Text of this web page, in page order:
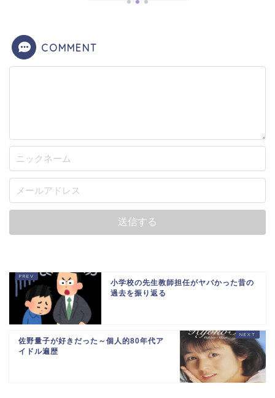
COMMENT
小学校の先生教師担任がヤバかった昔の
過去を振り返る
佐野量子が好きだった～個人的80年代ア
イドル遍歴